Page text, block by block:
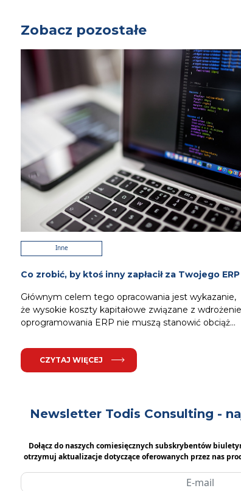
Zobacz pozostałe
Inne
Co zrobić, by ktoś inny zapłacił za Twojego ERP
Głównym celem tego opracowania jest wykazanie,
że wysokie koszty kapitałowe związane z
oprogramowania ERP nie muszą stanowić obciąż...
CZYTAJ WIĘCEJ
Newsletter Todis Consulting -
Dołącz do naszych comiesięcznych subskrybentów
otrzymuj aktualizacje dotyczące oferowanych przez nas